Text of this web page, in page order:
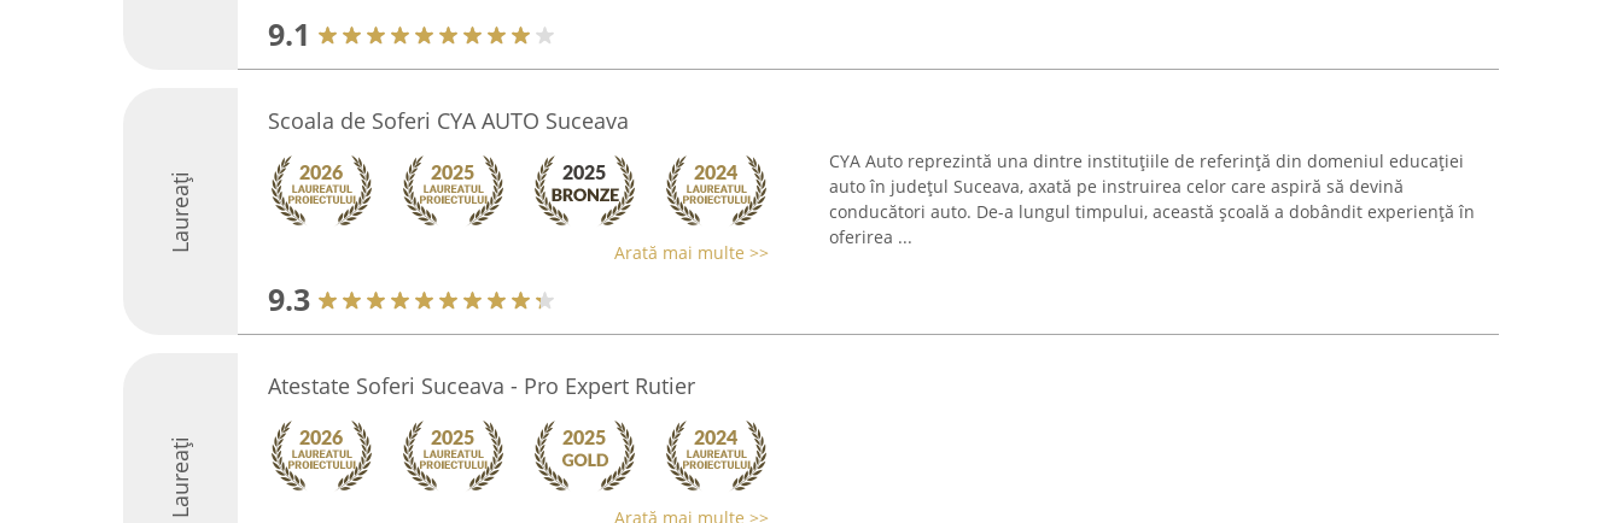
9.1
Laureați
Scoala de Soferi CYA AUTO Suceava
Arată mai multe >>
9.3
CYA Auto reprezintă una dintre instituțiile de referință din domeniul educației
auto în județul Suceava, axată pe instruirea celor care aspiră să devină
conducători auto. De-a lungul timpului, această școală a dobândit experiență în
oferirea ...
Laureați
Atestate Soferi Suceava - Pro Expert Rutier
Arată mai multe >>